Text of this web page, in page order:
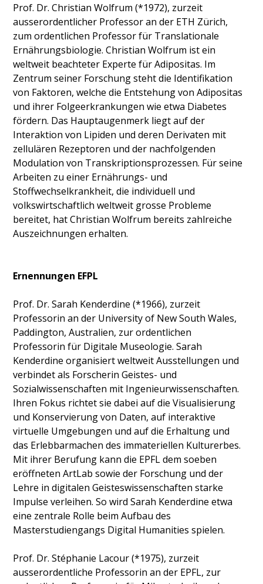
Prof. Dr. Christian Wolfrum (*1972), zurzeit
ausserordentlicher Professor an der ETH Zürich,
zum ordentlichen Professor für Translationale
Ernährungsbiologie. Christian Wolfrum ist ein
weltweit beachteter Experte für Adipositas. Im
Zentrum seiner Forschung steht die Identifikation
von Fakto­ren, welche die Entstehung von Adipositas
und ihrer Folgeerkrankungen wie etwa Diabetes
fördern. Das Haupt­augenmerk liegt auf der
Interaktion von Lipiden und deren Derivaten mit
zellulären Rezeptoren und der nachfolgenden
Modulation von Transkriptionsprozessen. Für seine
Arbeiten zu einer Ernährungs- und
Stoffwechselkrankheit, die individuell und
volkswirtschaftlich weltweit grosse Probleme
bereitet, hat Christian Wolfrum bereits zahlreiche
Auszeichnungen erhalten.
Ernennungen EFPL
Prof. Dr. Sarah Kenderdine (*1966), zurzeit
Professorin an der University of New South Wales,
Paddington, Australien, zur ordentlichen
Professorin für Digitale Museologie. Sarah
Kenderdine organisiert weltweit Ausstellungen und
verbindet als Forscherin Geistes- und
Sozialwissenschaften mit Ingenieurwissenschaften.
Ihren Fokus richtet sie dabei auf die Visualisierung
und Konservierung von Daten, auf interaktive
virtuelle Umgebungen und auf die Erhaltung und
das Erlebbarmachen des immateriellen Kulturerbes.
Mit ihrer Berufung kann die EPFL dem soeben
eröffneten ArtLab sowie der Forschung und der
Lehre in digitalen Geisteswissenschaften starke
Impulse verleihen. So wird Sarah Kenderdine etwa
eine zentrale Rolle beim Aufbau des
Masterstudiengangs Digital Humanities spielen.
Prof. Dr. Stéphanie Lacour (*1975), zurzeit
ausserordentliche Professorin an der EPFL, zur